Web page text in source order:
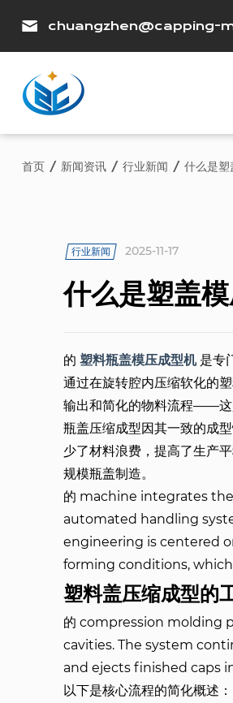
chuangzhen@capping-
首页 / 新闻资讯 / 行业新闻 / 什么是塑
行业新闻 2025-11-17
什么是塑盖
的塑料瓶盖模压成型机 是专
通过在旋转腔内压缩软化的
输出和简化的物料流程——这
瓶盖压缩成型因其一致的成
少了材料浪费，提高了生产
规模瓶盖制造。
的 machine integrates
automated handling
engineering is centered
forming conditions,
塑料盖压缩成型的
的 compression molding
cavities. The system
and ejects finished caps
以下是核心流程的简化概述：